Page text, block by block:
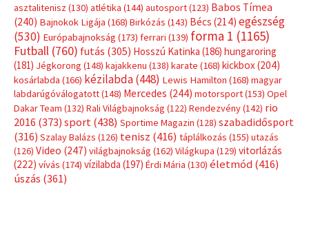
asztalitenisz (130) atlétika (144) autosport(123) Babos Tímea
(240) Bajnokok Ligája (168) Birkózás (143) Bécs (214) egészség
(530) Európabajnokság (173) ferrari (139) forma 1 (1165)
Futball (760) futás (305) Hosszú Katinka (186) hungaroring
(181) Jégkorong (148) kajakkenu (138) karate (168) kickbox(204)
kosárlabda (166) kézilabda(448) Lewis Hamilton (168) magyar
labdarúgóválogatott(148) Mercedes (244) motorsport(153) Opel
Dakar Team (132) Rali Világbajnokság (122) Rendezvény(142) rio
2016 (373) sport(438) Sportime Magazin (128) szabadidősport
(316) Szalay Balázs (126) tenisz (416) táplálkozás (155) utazás
(126) Video (247) világbajnokság (162) Világkupa (129) vitorlázás
(222) vívás (174) vízilabda (197) Érdi Mária (130) életmód(416)
úszás (361)